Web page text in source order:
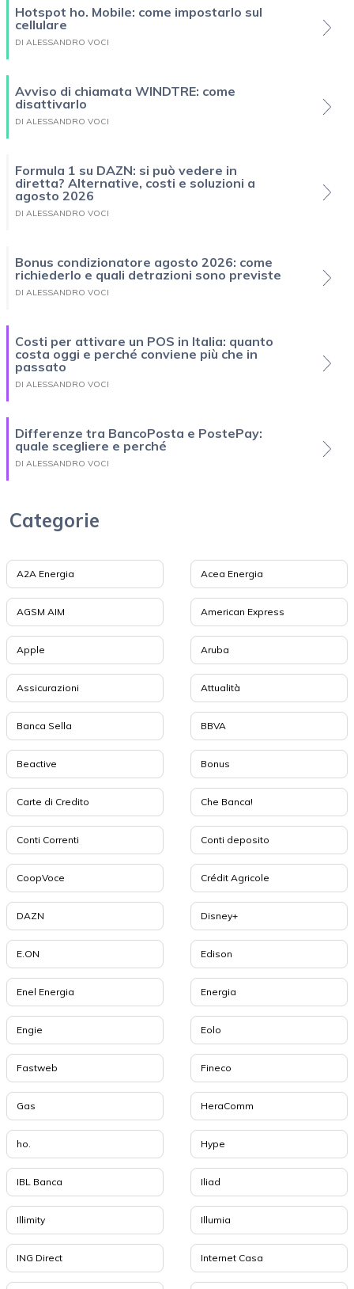
Hotspot ho. Mobile: come impostarlo sul
cellulare
DI ALESSANDRO VOCI
Avviso di chiamata WINDTRE: come
disattivarlo
DI ALESSANDRO VOCI
Formula 1 su DAZN: si può vedere in
diretta? Alternative, costi e soluzioni a
agosto 2026
DI ALESSANDRO VOCI
Bonus condizionatore agosto 2026: come
richiederlo e quali detrazioni sono previste
DI ALESSANDRO VOCI
Costi per attivare un POS in Italia: quanto
costa oggi e perché conviene più che in
passato
DI ALESSANDRO VOCI
Differenze tra BancoPosta e PostePay:
quale scegliere e perché
DI ALESSANDRO VOCI
Categorie
A2A Energia Acea Energia
AGSM AIM American Express
Apple Aruba
Assicurazioni Attualità
Banca Sella BBVA
Beactive Bonus
Carte di Credito Che Banca!
Conti Correnti Conti deposito
CoopVoce Crédit Agricole
DAZN Disney+
E.ON Edison
Enel Energia Energia
Engie Eolo
Fastweb Fineco
Gas HeraComm
ho. Hype
IBL Banca Iliad
Illimity Illumia
ING Direct Internet Casa